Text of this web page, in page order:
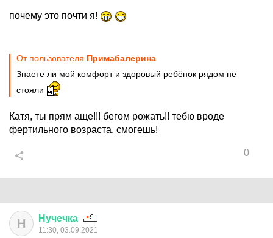
почему это почти я!
От пользователя Примaбaлерина
Знаете ли мой комфорт и здоровый ребёнок рядом не
стояли
Катя, ты прям аще!!! бегом рожать!! тебю вроде
фертильного возраста, смогешь!
0
Н Нучечка
11:30, 03.09.2021